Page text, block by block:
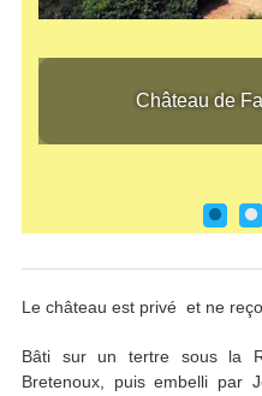
Château de Fayet - Vue
Château de
Le château est privé et ne
Bâti sur un tertre sous la
Bretenoux, puis embelli par